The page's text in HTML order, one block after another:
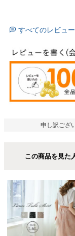
すべてのレビュ
申し訳ござ
この商品を見た